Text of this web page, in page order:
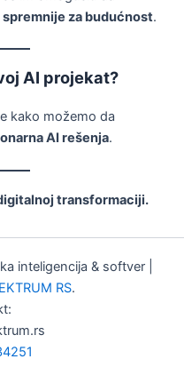
za budućnost.
AI projekat?
kako možemo da
AI rešenja.
transformaciji.
inteligencija & softver |
RS.